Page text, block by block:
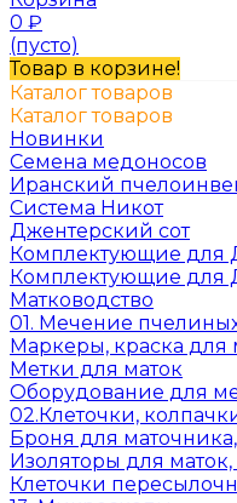
0 ₽
(пусто)
Товар в корзине!
Каталог товаров
Каталог товаров
Новинки
Семена медоносов
Иранский
Система Никот
Джентерский сот
Комплектующие для
Комплектующие для
Матководство
01. Мечение
Маркеры, краска для
Метки для маток
Оборудование для
02.Клеточки,
Броня для
Изоляторы для
Клеточки